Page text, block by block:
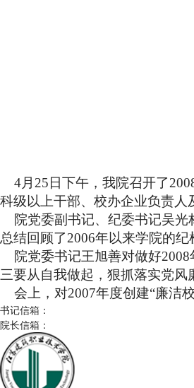
4月 25 日下午，我院召开了
科级以上干部、校办企业负责人
院党委副书记、纪委书记吴光
总结回顾了2006年以来学院的纪
院党委书记王旭善对做好2008
三要从自我做起，狠抓落实党风
会上，对2007年度创建“廉洁
书记信箱：
院长信箱：